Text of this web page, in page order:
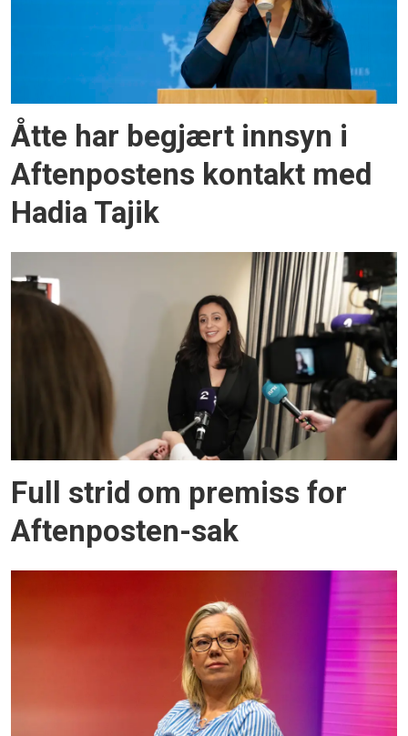
Åtte har begjært innsyn i
Aftenpostens kontakt med
Hadia Tajik
Full strid om premiss for
Aftenposten-sak